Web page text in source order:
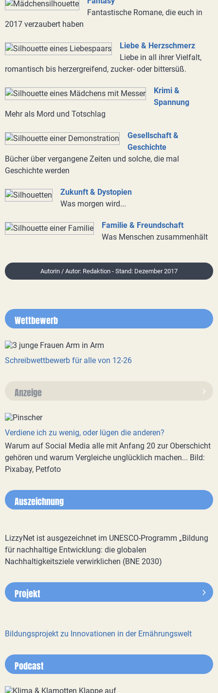
Fantastische Romane, die euch in
2017 verzaubert haben
Liebe & Herzschmerz
Liebe in all ihrer Vielfalt,
romantisch bis herzergreifend, zucker- oder bittersüß.
Krimi &
Spannung
Mehr als Mord und Totschlag
Gesellschaft &
Geschichte
Bücher über vergangene Zeiten und solche, die mal
Geschichte werden
Zukunft & Dystopien
Was morgen wird...
Familie & Freundschaft
Was Menschen zusammenhält
Autorin / Autor: Redaktion - Stand: Dezember 2017
Wettbewerb
Schreibwettbewerb für alle von 12-26
Anzeige
Verdiene ich zu wenig, oder lügen die anderen?
Warum auf Social Media alle mit Anfang 20 zur Oberschicht
gehören und warum Vergleiche unglücklich machen... Bild:
Pixabay, Petfoto
Auszeichnung
LizzyNet ist ausgezeichnet im UNESCO-Programm „Bildung
für nachhaltige Entwicklung: die globalen
Nachhaltigkeitsziele verwirklichen (BNE 2030)
Projekt
Bildungsprojekt zu Innovationen in der Ernährungswelt
Podcast